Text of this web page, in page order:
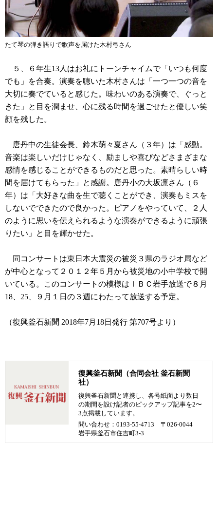
たて琴の弾き語りで歌声を届けた木村弓さん
５、６年生13人はお礼にトーンチャイムで「いつも何度
でも」を合奏。演奏を聴いた木村さんは「一つ一つの音を
大切に奏でていると感じた。味わいのある演奏で、ぐっと
きた」と目を潤ませ、心に残る時間を過ごせたと優しい笑
顔を残した。
唐丹中の生徒会長、鈴木萌々夏さん（３年）は「感動。
音楽は楽しいだけじゃなく、励ましや喜びなどさまざまな
感情を感じることができるものだと思った。素晴らしい時
間を届けてもらった」と感謝。唐丹小の大坂凛さん（６
年）は「大好きな曲を生で聴くことができ、演奏もミスを
しないでできたので良かった。ピアノをやっていて、２人
のように思いを伝えられるような演奏ができるように頑張
りたい」と目を輝かせた。
同コンサートは東日本大震災の被災３県のラジオ局など
が中心となって２０１２年５月から被災地の小中学校で開
いている。このコンサートの模様はＩＢＣ岩手放送で８月
18、25、９月１日の３週にわたって放送する予定。
（復興釜石新聞 2018年7月18日発行 第707号より）
復興釜石新聞（合同会社 釜石新聞
社）
復興釜石新聞と連携し、各号紙面より数日
の期間を設け記者のピックアップ記事を2〜
3点掲載しています。
問い合わせ：0193-55-4713 〒026-0044
岩手県釜石市住吉町3-3